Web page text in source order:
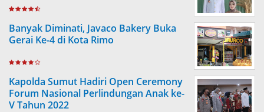
Banyak Diminati, Javaco Bakery Buka
Gerai Ke-4 di Kota Rimo
Kapolda Sumut Hadiri Open Ceremony
Forum Nasional Perlindungan Anak ke-
V Tahun 2022